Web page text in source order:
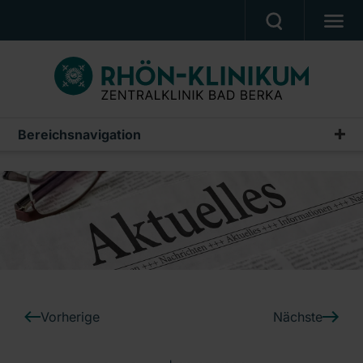
UNSERE KLINIK
PATIENTEN & ANGEHÖRIGE
PRESSE, VERANSTALTUNGEN, FILME
Ein Unternehmen der RHÖN-KLINIKUM AG
Bereichsnavigation
Pressemeldungen
Archiv
Vorherige Nächste